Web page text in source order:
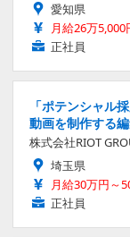
愛知県
月給26万
正社員
「ポテンシャル
動画を制作する
株式会社RIOT
埼玉県
月給30万円～
正社員